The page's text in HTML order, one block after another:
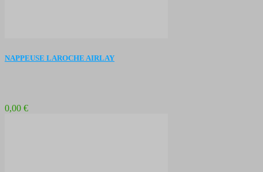
NAPPEUSE LAROCHE AIRLAY
0,00 €